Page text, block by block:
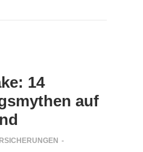
14
auf
-